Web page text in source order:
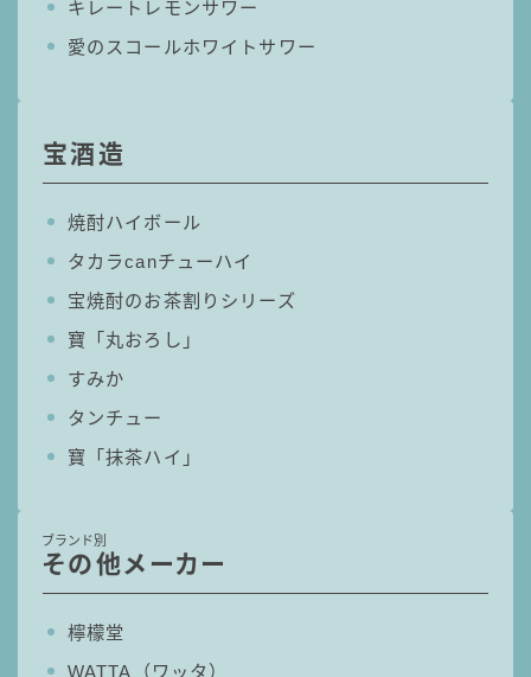
キレートレモンサワー
愛のスコールホワイトサワー
宝酒造
焼酎ハイボール
タカラcanチューハイ
宝焼酎のお茶割りシリーズ
寶「丸おろし」
すみか
タンチュー
寶「抹茶ハイ」
ブランド別
その他メーカー
檸檬堂
WATTA（ワッタ）